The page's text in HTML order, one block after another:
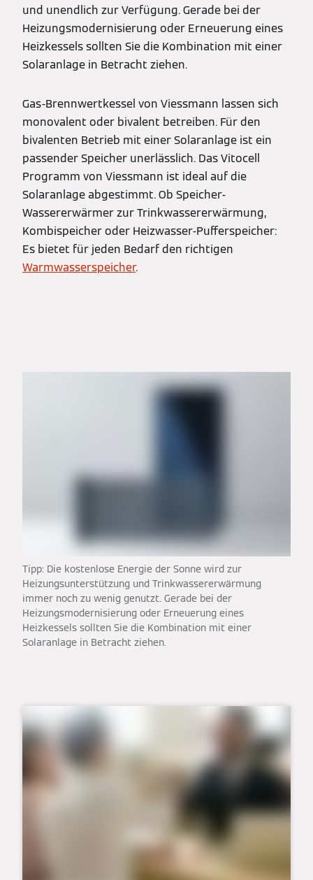
und unendlich zur Verfügung. Gerade bei der
Heizungsmodernisierung oder Erneuerung eines
Heizkessels sollten Sie die Kombination mit einer
Solaranlage in Betracht ziehen.
Gas-Brennwertkessel von Viessmann lassen sich
monovalent oder bivalent betreiben. Für den
bivalenten Betrieb mit einer Solaranlage ist ein
passender Speicher unerlässlich. Das Vitocell
Programm von Viessmann ist ideal auf die
Solaranlage abgestimmt. Ob Speicher-
Wassererwärmer zur Trinkwassererwärmung,
Kombispeicher oder Heizwasser-Pufferspeicher:
Es bietet für jeden Bedarf den richtigen
Warmwasserspeicher.
Tipp: Die kostenlose Energie der Sonne wird zur
Heizungsunterstützung und Trinkwassererwärmung
immer noch zu wenig genutzt. Gerade bei der
Heizungsmodernisierung oder Erneuerung eines
Heizkessels sollten Sie die Kombination mit einer
Solaranlage in Betracht ziehen.